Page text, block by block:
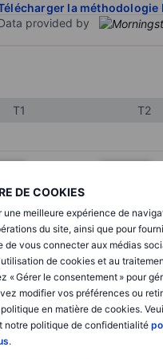
DE COOKIES
meilleure expérience de
du site, ainsi que pour
vous connecter aux médias
de cookies et au
« Gérer le consentement » pour
modifier vos préférences ou
en matière de cookies.
notre politique de confidentialité
.
la méthodologie
provided by
T1 T2
XXXXXXX
XXXXXXX
XXXXXXX
XXXXXXX